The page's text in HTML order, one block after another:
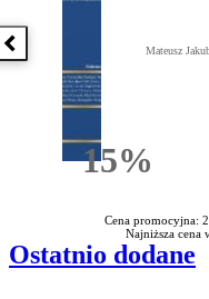
Poprzednia książka
15%Rabatu
Mateusz
Cena promocyjna:
Najniższa cena
Ostatnio dodane